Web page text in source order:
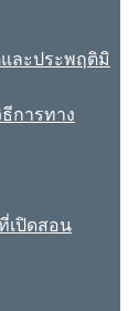
และประพฤติมิ
การทาง
เปิดสอน